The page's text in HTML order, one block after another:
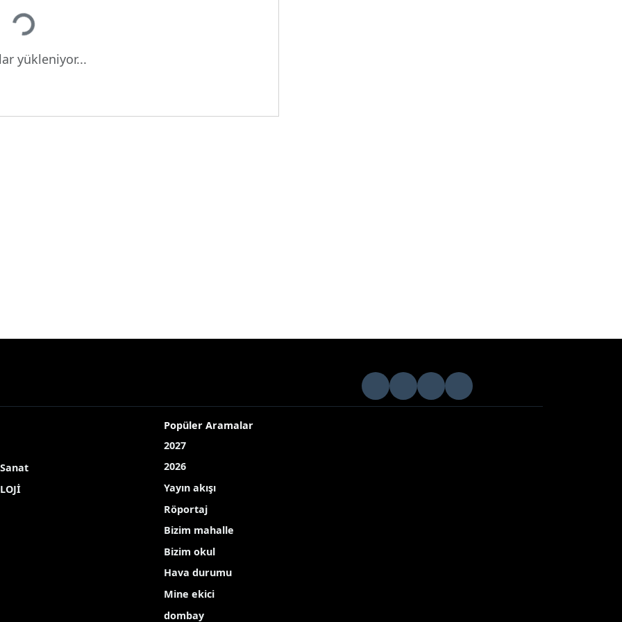
yükleniyor...
Popüler Aramalar
2027
2026
Yayın akışı
Röportaj
Bizim mahalle
Bizim okul
Hava durumu
Mine ekici
dombay